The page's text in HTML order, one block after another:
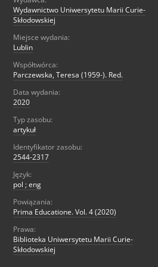
Wydawnictwo Uniwersytetu Marii Curie-
Skłodowskiej
Miejsce wydania:
Lublin
Współtwórca:
Parczewska, Teresa (1959-). Red.
Data wydania:
2020
Typ zasobu:
artykuł
Identyfikator zasobu:
2544-2317
Język:
pol ; eng
Powiązania:
Prima Educatione. Vol. 4 (2020)
Prawa:
Biblioteka Uniwersytetu Marii Curie-
Skłodowskiej